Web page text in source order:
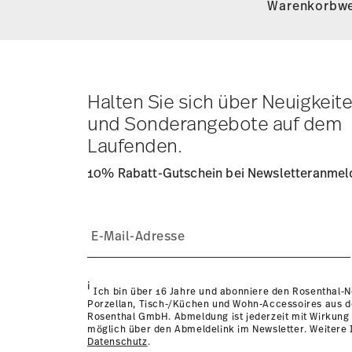
Spülmaschinenfest
Lieferzeit innerhalb Deutschlands:
3-5 Werktage für
andere Länderhier einsehen.
Retouren:Für Retouren nutzen Sie bitte unseren
Halten Sie sich über
und Sonderangebote auf dem
Laufenden.
10% Rabatt-Gutschein bei
i Ich bin über 16 Jahre und abonniere den Rosenthal-
Porzellan, Tisch-/Küchen und Wohn-Accessoires aus
Rosenthal GmbH. Abmeldung ist jederzeit mit
möglich über den Abmeldelink im Newsletter. Weitere
Datenschutz.